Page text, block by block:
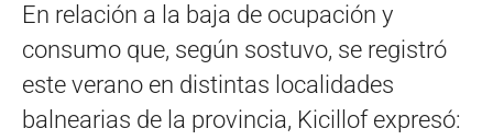
En relación a la baja de ocupación y
consumo que, según sostuvo, se registró
este verano en distintas localidades
balnearias de la provincia, Kicillof expresó: